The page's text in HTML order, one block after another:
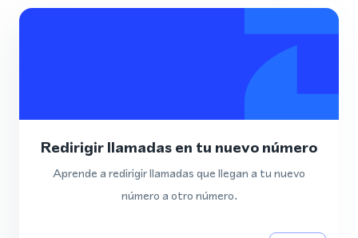
Redirigir llamadas en tu nuevo número
Aprende a redirigir llamadas que llegan a tu nuevo
número a otro número.